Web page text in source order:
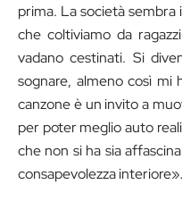
prima. La società
che coltiviamo da
vadano cestinati. Si
sognare, almeno così mi
canzone è un invito a
per poter meglio auto
che non si ha sia
consapevolezza interiore».